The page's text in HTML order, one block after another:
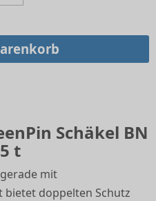
Schäkel BN
t
mit
bietet doppelten Schutz